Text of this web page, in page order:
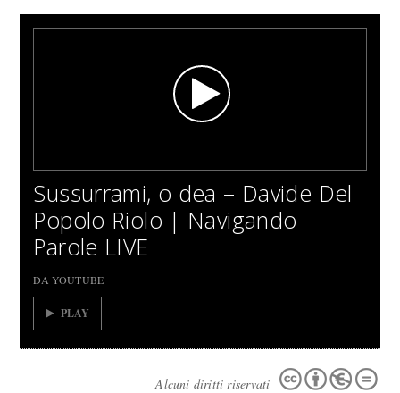
Sussurrami, o dea – Davide Del
Popolo Riolo | Navigando
Parole LIVE
DA YOUTUBE
PLAY
Alcuni diritti riservati